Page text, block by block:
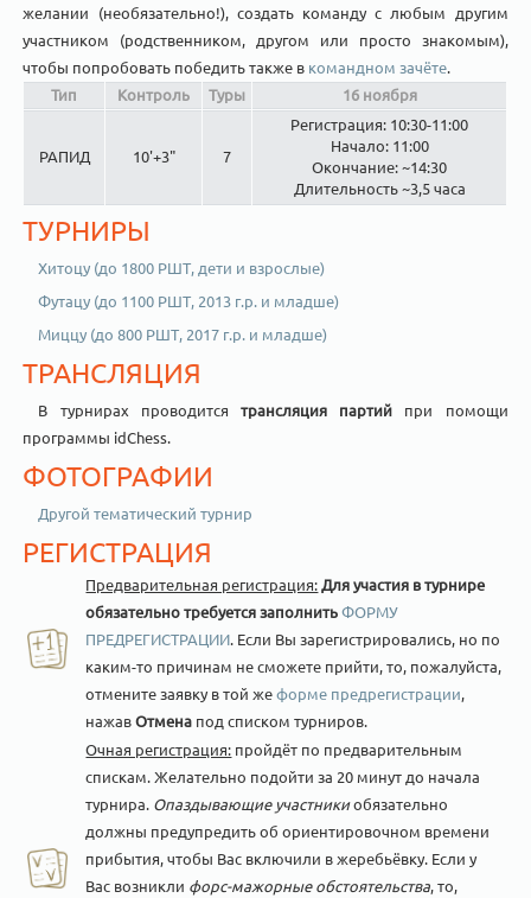
желании (необязательно!), создать команду с любым другим
участником (родственником, другом или просто знакомым),
чтобы попробовать победить также в командном зачёте.
Тип
Контроль Туры 16 ноября
РАПИД 10'+3" 7
Регистрация: 10:30-11:00
Начало: 11:00
Окончание: ~14:30
Длительность ~3,5 часа
ТУРНИРЫ
Хитоцу (до 1800 РШТ, дети и взрослые)
Футацу (до 1100 РШТ, 2013 г.р. и младше)
Миццу (до 800 РШТ, 2017 г.р. и младше)
ТРАНСЛЯЦИЯ
В турнирах проводится трансляция партий при помощи
программы idChess.
ФОТОГРАФИИ
Другой тематический турнир
РЕГИСТРАЦИЯ
Предварительная регистрация: Для участия в турнире
обязательно требуется заполнить ФОРМУ
ПРЕДРЕГИСТРАЦИИ. Если Вы зарегистрировались, но по
каким-то причинам не сможете прийти, то, пожалуйста,
отмените заявку в той жеформе предрегистрации,
нажавОтмена под списком турниров.
Очная регистрация: пройдёт по предварительным
спискам. Желательно подойти за 20 минут до начала
турнира. Опаздывающие участникиобязательно
должны предупредить об ориентировочном времени
прибытия, чтобы Вас включили в жеребьёвку. Если у
Вас возникли форс-мажорные обстоятельства, то,